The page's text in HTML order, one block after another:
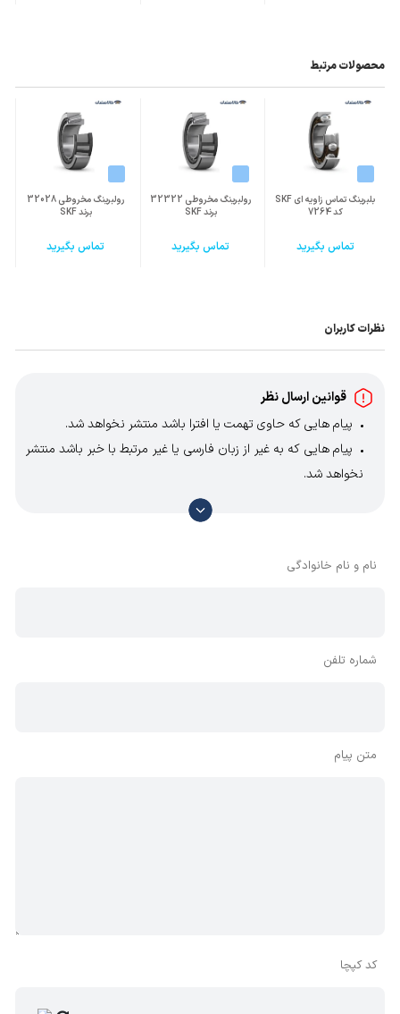
محصولات مرتبط
بلبرینگ تماس زاویه ای SKF
کد 7264
تماس بگیرید
رولبرینگ مخروطی 32322
برند SKF
تماس بگیرید
رولبرینگ مخروطی 32028
برند SKF
تماس بگیرید
نظرات کاربران
قوانین ارسال نظر
پیام هایی که حاوی تهمت یا افترا باشد منتشر نخواهد شد.
پیام هایی که به غیر از زبان فارسی یا غیر مرتبط با خبر باشد منتشر
نخواهد شد.
با توجه به آن که امکان موافقت یا مخالفت با محتوای نظرات
وجود دارد، معمولا نظراتی که محتوای مشابه دارند، انتشار نمی‌یابند
نام و نام خانوادگی
شماره تلفن
متن پیام
کد کپچا